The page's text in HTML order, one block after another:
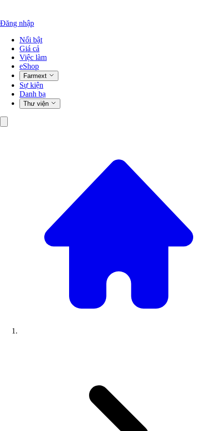
Đăng nhập
Nổi bật
Giá cả
Việc làm
eShop
Farmext
Sự kiện
Danh bạ
Thư viện